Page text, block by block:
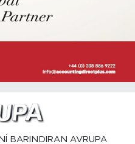
BARINDIRAN AVRUPA